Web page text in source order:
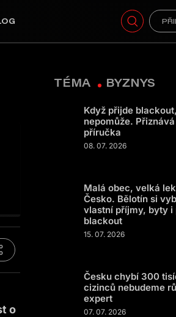
o
TÉMA BYZNYS
Když přijde
nepomůže.
příručka
08. 07. 2026
Malá obec, velká
Česko. Bělotín si
vlastní příjmy, byty i
blackout
15. 07. 2026
Česku chybí 300
cizinců nebudeme
expert
07. 07. 2026